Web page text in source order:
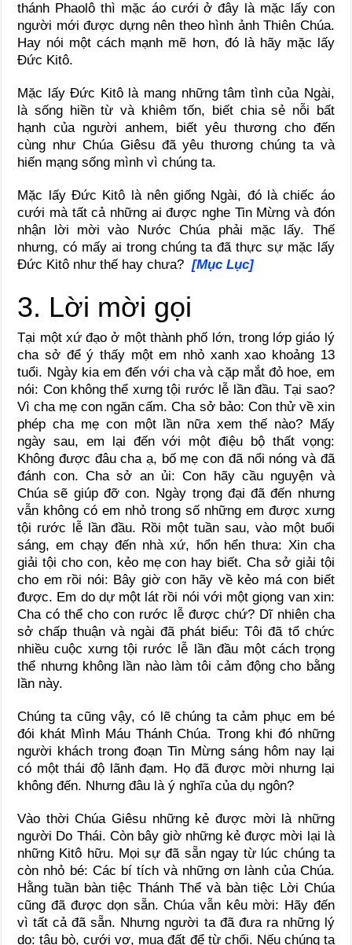
thánh Phaolô thì mặc áo cưới ở đây là mặc lấy con
người mới được dựng nên theo hình ảnh Thiên Chúa.
Hay nói một cách mạnh mẽ hơn, đó là hãy mặc lấy
Đức Kitô.
Mặc lấy Đức Kitô là mang những tâm tình của Ngài,
là sống hiền từ và khiêm tốn, biết chia sẻ nỗi bất
hạnh của người anhem, biết yêu thương cho đến
cùng như Chúa Giêsu đã yêu thương chúng ta và
hiến mạng sống mình vì chúng ta.
Mặc lấy Đức Kitô là nên giống Ngài, đó là chiếc áo
cưới mà tất cả những ai được nghe Tin Mừng và đón
nhận lời mời vào Nước Chúa phải mặc lấy. Thế
nhưng, có mấy ai trong chúng ta đã thực sự mặc lấy
Đức Kitô như thế hay chưa?[Mục Lục]
3. Lời mời gọi
Tại một xứ đạo ở một thành phố lớn, trong lớp giáo lý
cha sở để ý thấy một em nhỏ xanh xao khoảng 13
tuổi. Ngày kia em đến với cha và cặp mắt đỏ hoe, em
nói: Con không thể xưng tội rước lễ lần đầu. Tại sao?
Vì cha mẹ con ngăn cấm. Cha sở bảo: Con thử về xin
phép cha mẹ con một lần nữa xem thế nào? Mấy
ngày sau, em lại đến với một điệu bộ thất vọng:
Không được đâu cha ạ, bố mẹ con đã nổi nóng và đã
đánh con. Cha sở an ủi: Con hãy cầu nguyện và
Chúa sẽ giúp đỡ con. Ngày trọng đại đã đến nhưng
vẫn không có em nhỏ trong số những em được xưng
tội rước lễ lần đầu. Rồi một tuần sau, vào một buổi
sáng, em chạy đến nhà xứ, hổn hển thưa: Xin cha
giải tội cho con, kẻo mẹ con hay biết. Cha sở giải tội
cho em rồi nói: Bây giờ con hãy về kẻo má con biết
được. Em do dự một lát rồi nói với một giọng van xin:
Cha có thể cho con rước lễ được chứ? Dĩ nhiên cha
sở chấp thuận và ngài đã phát biểu: Tôi đã tổ chức
nhiều cuộc xưng tội rước lễ lần đầu một cách trọng
thể nhưng không lần nào làm tôi cảm động cho bằng
lần này.
Chúng ta cũng vậy, có lẽ chúng ta cảm phục em bé
đói khát Mình Máu Thánh Chúa. Trong khi đó những
người khách trong đoạn Tin Mừng sáng hôm nay lại
có một thái độ lãnh đạm. Họ đã được mời nhưng lại
không đến. Nhưng đâu là ý nghĩa của dụ ngôn?
Vào thời Chúa Giêsu những kẻ được mời là những
người Do Thái. Còn bây giờ những kẻ được mời lại là
những Kitô hữu. Mọi sự đã sẵn ngay từ lúc chúng ta
còn nhỏ bé: Các bí tích và những ơn lành của Chúa.
Hằng tuần bàn tiệc Thánh Thể và bàn tiệc Lời Chúa
cũng đã được dọn sẵn. Chúa vẫn kêu mời: Hãy đến
vì tất cả đã sẵn. Nhưng người ta đã đưa ra những lý
do: tậu bò, cưới vợ, mua đất để từ chối. Nếu chúng ta